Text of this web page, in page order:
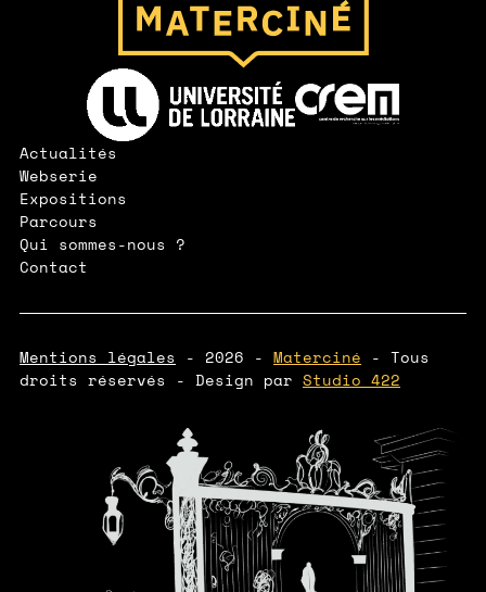
Lien vers le site de l'Université de Lorraine
Lien vers le site de l'IUT CREM
Actualités
Webserie
Expositions
Parcours
Qui sommes-nous ?
Contact
Mentions légales - 2026 - Materciné - Tous
droits réservés - Design par Studio 422